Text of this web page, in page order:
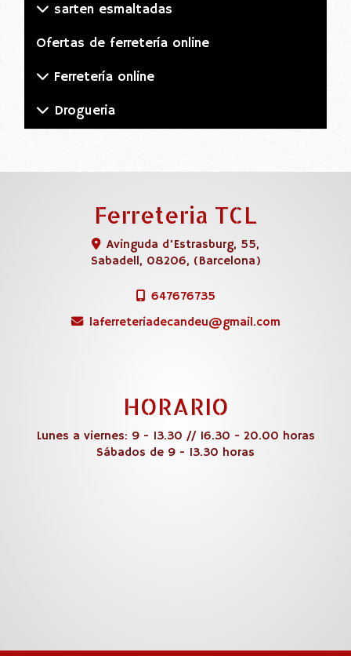
sarten esmaltadas
Ofertas de ferretería online
Ferretería online
Drogueria
Ferreteria TCL
Avinguda d'Estrasburg, 55,
Sabadell, 08206, (Barcelona)
647676735
laferreteriadecandeu
gmail.com
HORARIO
Lunes a viernes: 9 - 13.30 // 16.30 - 20.00 horas
Sábados de 9 - 13.30 horas